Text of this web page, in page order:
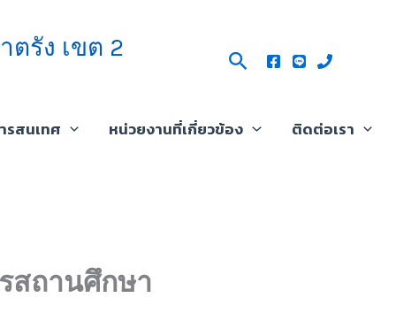
รัง เขต 2 Search
สนเทศ หน่วยงานที่เกี่ยวข้อง ติดต่อเรา
สถานศึกษา